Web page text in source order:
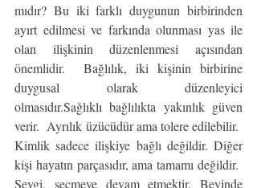
mıdır? Bu iki farklı duygunun birbirinden
ayırt edilmesi ve farkında olunması yas ile
olan ilişkinin düzenlenmesi açısından
önemlidir.  Bağlılık, iki kişinin birbirine
duygusal olarak düzenleyici
olmasıdır.Sağlıklı bağlılıkta yakınlık güven
verir.  Ayrılık üzücüdür ama tolere edilebilir.
Kimlik sadece ilişkiye bağlı değildir. Diğer
kişi hayatın parçasıdır, ama tamamı değildir.
Sevgi, seçmeye devam etmektir. Beyinde